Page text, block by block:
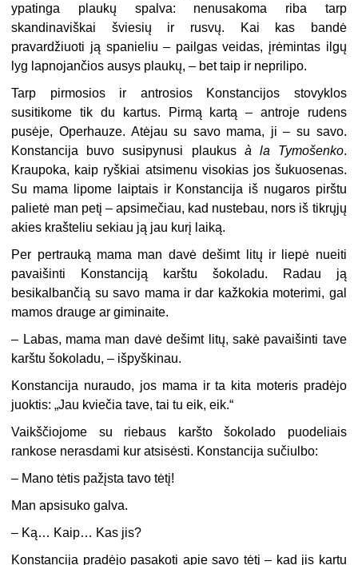
ypatinga plaukų spalva: nenusakoma riba tarp
skandinaviškai šviesių ir rusvų. Kai kas bandė
pravardžiuoti ją spanieliu – pailgas veidas, įrėmintas ilgų
lyg lapnojančios ausys plaukų, – bet taip ir neprilipo.
Tarp pirmosios ir antrosios Konstancijos stovyklos
susitikome tik du kartus. Pirmą kartą – antroje rudens
pusėje, Operhauze. Atėjau su savo mama, ji – su savo.
Konstancija buvo susipynusi plaukus à la Tymošenko.
Kraupoka, kaip ryškiai atsimenu visokias jos šukuosenas.
Su mama lipome laiptais ir Konstancija iš nugaros pirštu
palietė man petį – apsimečiau, kad nustebau, nors iš tikrųjų
akies krašteliu sekiau ją jau kurį laiką.
Per pertrauką mama man davė dešimt litų ir liepė nueiti
pavaišinti Konstanciją karštu šokoladu. Radau ją
besikalbančią su savo mama ir dar kažkokia moterimi, gal
mamos drauge ar giminaite.
– Labas, mama man davė dešimt litų, sakė pavaišinti tave
karštu šokoladu, – išpyškinau.
Konstancija nuraudo, jos mama ir ta kita moteris pradėjo
juoktis: „Jau kviečia tave, tai tu eik, eik.“
Vaikščiojome su riebaus karšto šokolado puodeliais
rankose nerasdami kur atsisėsti. Konstancija sučiulbo:
– Mano tėtis pažįsta tavo tėtį!
Man apsisuko galva.
– Ką… Kaip… Kas jis?
Konstancija pradėjo pasakoti apie savo tėtį – kad jis kartu